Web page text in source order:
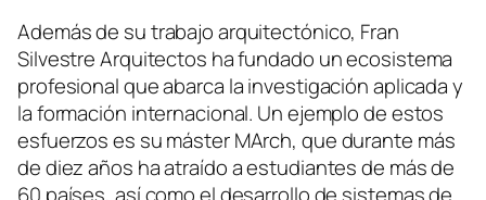
Además de su trabajo arquitectónico, Fran
Silvestre Arquitectos ha fundado un ecosistema
profesional que abarca la investigación aplicada y
la formación internacional. Un ejemplo de estos
esfuerzos es su máster MArch, que durante más
de diez años ha atraído a estudiantes de más de